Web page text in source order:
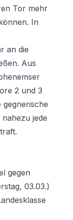
Tor mehr
In
an die
Aus
2 und 3
gegnerische
jede
gegen
03.03.)